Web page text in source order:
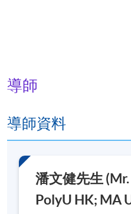
導師
導師資料
潘文健先生
PolyU HK; MA